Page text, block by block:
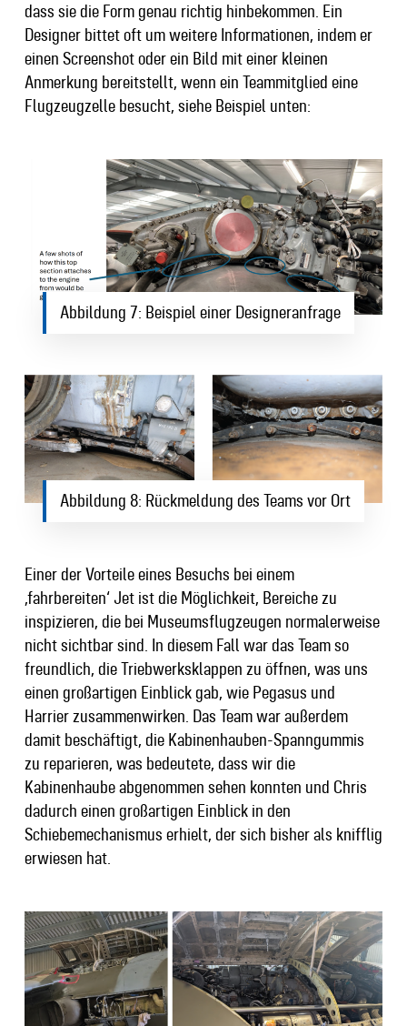
dass sie die Form genau richtig hinbekommen. Ein
Designer bittet oft um weitere Informationen, indem er
einen Screenshot oder ein Bild mit einer kleinen
Anmerkung bereitstellt, wenn ein Teammitglied eine
Flugzeugzelle besucht, siehe Beispiel unten:
Abbildung 7: Beispiel einer Designeranfrage
Abbildung 8: Rückmeldung des Teams vor Ort
Einer der Vorteile eines Besuchs bei einem
‚fahrbereiten‘ Jet ist die Möglichkeit, Bereiche zu
inspizieren, die bei Museumsflugzeugen normalerweise
nicht sichtbar sind. In diesem Fall war das Team so
freundlich, die Triebwerksklappen zu öffnen, was uns
einen großartigen Einblick gab, wie Pegasus und
Harrier zusammenwirken. Das Team war außerdem
damit beschäftigt, die Kabinenhauben-Spanngummis
zu reparieren, was bedeutete, dass wir die
Kabinenhaube abgenommen sehen konnten und Chris
dadurch einen großartigen Einblick in den
Schiebemechanismus erhielt, der sich bisher als knifflig
erwiesen hat.